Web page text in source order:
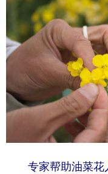
专家帮助油菜花